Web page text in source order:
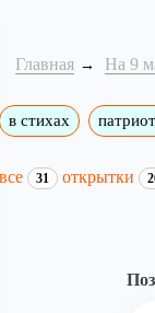
Главная На 9
в стихах
все 31 открытки